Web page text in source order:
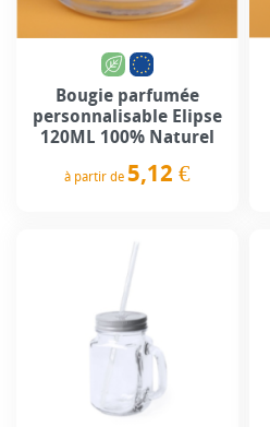
Bougie parfumée
personnalisable Elipse
120ML 100% Naturel
à partir de 5,12 €